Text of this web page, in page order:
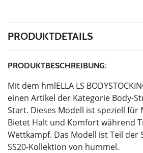
PRODUKTDETAILS
PRODUKTBESCHREIBUNG:
Mit dem hmlELLA LS
einen Artikel der Kategorie Body-
Start. Dieses Modell ist speziell für
Bietet Halt und Komfort während
Wettkampf. Das Modell ist Teil der
SS20-Kollektion von hummel.